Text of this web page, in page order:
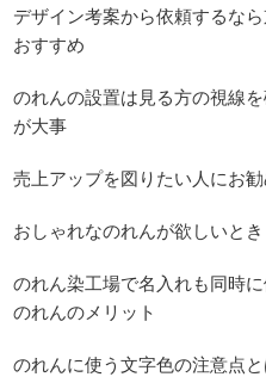
デザイン考案から依頼するな
おすすめ
のれんの設置は見る方の視線
が大事
売上アップを図りたい人にお
おしゃれなのれんが欲しいとき
のれん染工場で名入れも同時
のれんのメリット
のれんに使う文字色の注意点と